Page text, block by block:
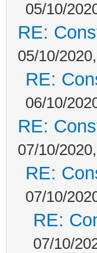
05/10/
RE:
05/10/
RE:
06/10/
RE:
07/10/
RE:
07/10/
RE:
07/10/